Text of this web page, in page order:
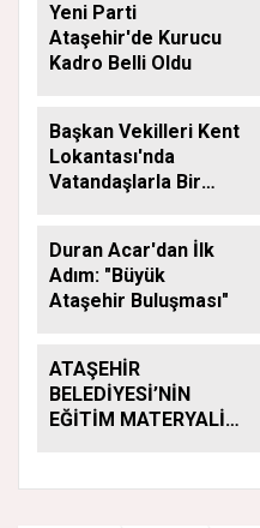
Yeni Parti
Ataşehir'de Kurucu
Kadro Belli Oldu
Başkan Vekilleri Kent
Lokantası'nda
Vatandaşlarla Bir
Duran Acar'dan İlk
Adım: "Büyük
Ataşehir Buluşması"
ATAŞEHİR
BELEDİYESİ’NİN
EĞİTİM MATERYALİ
SÜRÜYOR